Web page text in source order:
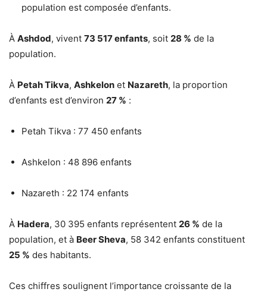
population est composée d’enfants.
À Ashdod, vivent 73 517 enfants, soit 28 % de la
population.
À Petah Tikva, Ashkelon et Nazareth, la proportion
d’enfants est d’environ 27 % :
Petah Tikva : 77 450 enfants
Ashkelon : 48 896 enfants
Nazareth : 22 174 enfants
À Hadera, 30 395 enfants représentent 26 % de la
population, et à Beer Sheva, 58 342 enfants constituent
25 % des habitants.
Ces chiffres soulignent l’importance croissante de la